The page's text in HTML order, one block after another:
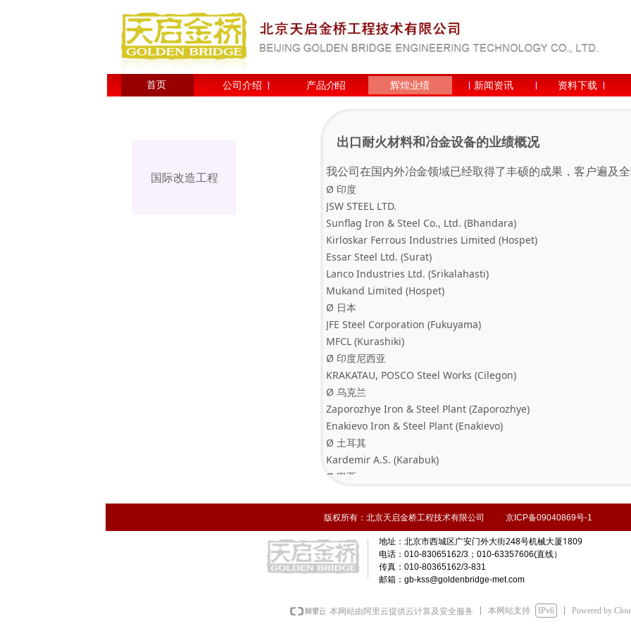
公司介绍 产品介绍 辉煌业绩 新闻资讯 资料下载
首页
国际改造工程
出口耐火材料和冶金设备的业绩概况
我公司在国内外冶金领域已经取得了丰硕的成果， 客户遍及全
Ø 印度
JSW STEEL LTD.
Sunflag Iron & Steel Co., Ltd. (Bhandara)
Kirloskar Ferrous Industries Limited (Hospet)
Essar Steel Ltd. (Surat)
Lanco Industries Ltd. (Srikalahasti)
Mukand Limited (Hospet)
Ø 日本
JFE Steel Corporation (Fukuyama)
MFCL (Kurashiki)
Ø 印度尼西亚
KRAKATAU, POSCO Steel Works (Cilegon)
Ø 乌克兰
Zaporozhye Iron & Steel Plant (Zaporozhye)
Enakievo Iron & Steel Plant (Enakievo)
Ø 土耳其
Kardemir A.S. (Karabuk)
Ø 巴西
Ø 叙利亚
Ø 哈萨克斯坦
Arcelor Mittal Temirtau
Ø 捷克
Ø 俄罗斯
版权所有：北京天启金桥工程技术有限公司 京ICP备09040869号-1
地址： 北京市西城区广安门外大街248号机械大厦1809
电话：010-83065162/3；010-63357606(直线）
传真：010-80365162/3-831
邮箱：gb-kss@goldenbridge-met.com
本网站由阿里云提供云计算及安全服务 本网站支持 IPv6 Powered by